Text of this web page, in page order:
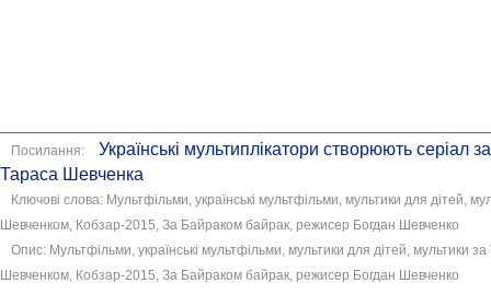
Посилання:
Українські мультиплікатори створюють серіал
Тараса Шевченка
Ключові слова: Мультфільми, українські мультфільми, мультики для дітей,
Шевченком, Кобзар-2015, За Байраком байрак, режисер Богдан Шевченко
Опис: Мультфільми, українські мультфільми, мультики для дітей, мультики
Шевченком, Кобзар-2015, За Байраком байрак, режисер Богдан Шевченко